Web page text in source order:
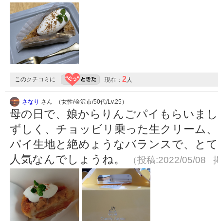
このクチコミに 現在： 2人
さなり さん （女性/金沢市/50代/Lv.25）
母の日で、娘からりんごパイもらいま
ずしく、チョッビリ乗った生クリーム
パイ生地と絶めょうなバランスで、と
人気なんでしょうね。
（投稿:2022/05/08